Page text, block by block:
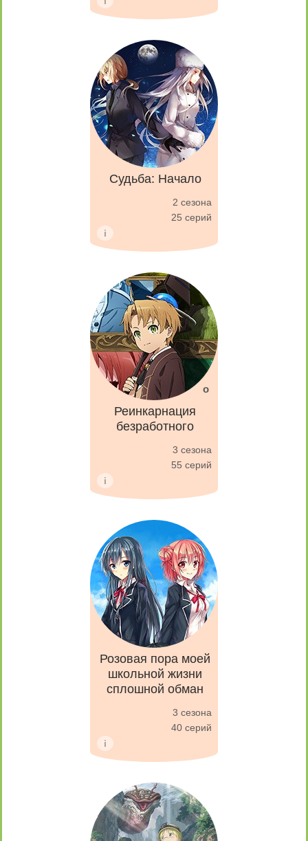
Судьба: Начало
2 сезона
25 серий
Реинкарнация
безработного
3 сезона
55 серий
Розовая пора моей
школьной жизни
сплошной обман
3 сезона
40 серий